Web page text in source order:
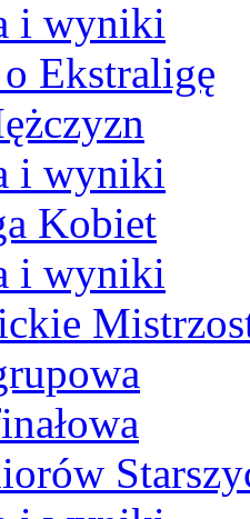
i wyniki
Ekstraligę
i wyniki
Kobiet
i wyniki